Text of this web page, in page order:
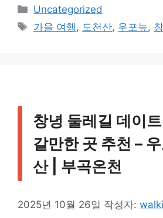
카
테
고
Uncategorized
태
가을 여행 , 도천산, 우포늪,
창녕 둘레길 데이
갈만한 곳 추천 –
산 | 부곡온천
2025년 10월 26일 작성자: